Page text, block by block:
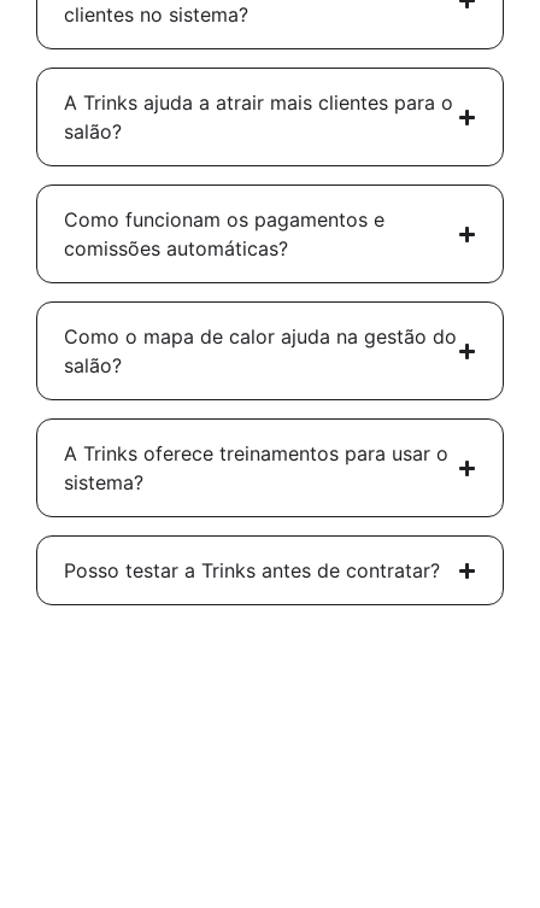
clientes no sistema?
A Trinks ajuda a atrair mais clientes para o
salão?
Como funcionam os pagamentos e
comissões automáticas?
Como o mapa de calor ajuda na gestão do
salão?
A Trinks oferece treinamentos para usar o
sistema?
Posso testar a Trinks antes de contratar?